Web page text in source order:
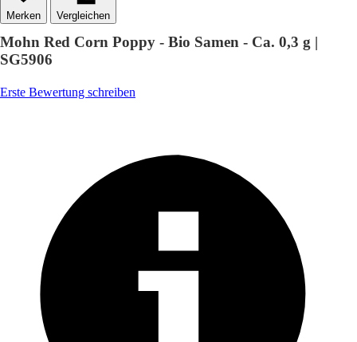
Vergleichen
Mohn Red Corn Poppy - Bio Samen - Ca. 0,3 g |
SG5906
Erste Bewertung schreiben